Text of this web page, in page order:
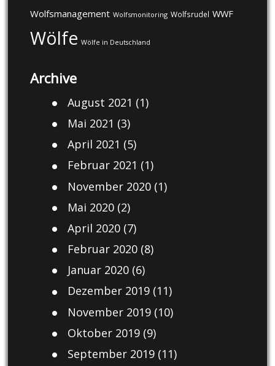
Wolfsmanagement Wolfsmonitoring Wolfsrudel WWF
Wölfe Wölfe in Deutschland
Archive
August 2021 (1)
Mai 2021 (3)
April 2021 (5)
Februar 2021 (1)
November 2020(1)
Mai 2020(2)
April 2020(7)
Februar 2020(8)
Januar 2020(6)
Dezember 2019(11)
November 2019(10)
Oktober 2019(9)
September 2019(11)